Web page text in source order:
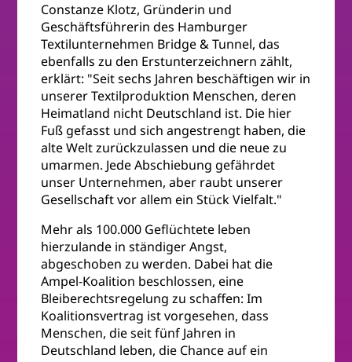
Constanze Klotz, Gründerin und
Geschäftsführerin des Hamburger
Textilunternehmen Bridge & Tunnel, das
ebenfalls zu den Erstunterzeichnern zählt,
erklärt: "Seit sechs Jahren beschäftigen wir in
unserer Textilproduktion Menschen, deren
Heimatland nicht Deutschland ist. Die hier
Fuß gefasst und sich angestrengt haben, die
alte Welt zurückzulassen und die neue zu
umarmen. Jede Abschiebung gefährdet
unser Unternehmen, aber raubt unserer
Gesellschaft vor allem ein Stück Vielfalt."
Mehr als 100.000 Geflüchtete leben
hierzulande in ständiger Angst,
abgeschoben zu werden. Dabei hat die
Ampel-Koalition beschlossen, eine
Bleiberechtsregelung zu schaffen: Im
Koalitionsvertrag ist vorgesehen, dass
Menschen, die seit fünf Jahren in
Deutschland leben, die Chance auf ein